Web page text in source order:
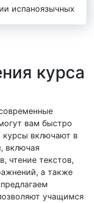
испаноязычных
курса
вам быстро
курсы включают в
включая
чтение текстов,
а также
учащимся